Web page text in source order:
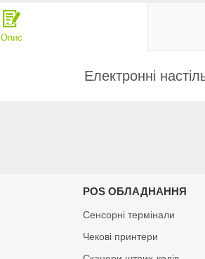
Опис
Електронні
POS ОБЛАДНАННЯ
Сенсорні термінали
Чекові принтери